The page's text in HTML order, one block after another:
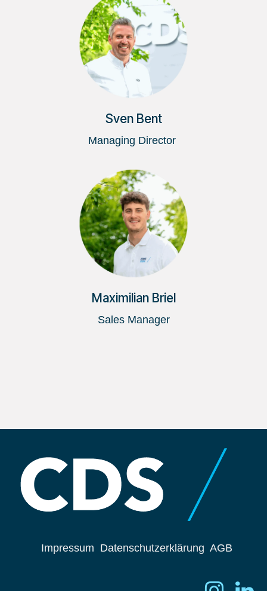
Sven Bent
Managing Director
Maximilian Briel
Sales Manager
Impressum Datenschutzerklärung AGB